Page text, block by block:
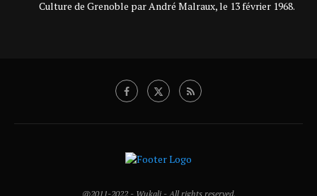
Culture de Grenoble par André Malraux, le 13 février 1968.
@2011-2022 - Wukali - All rights reserved.